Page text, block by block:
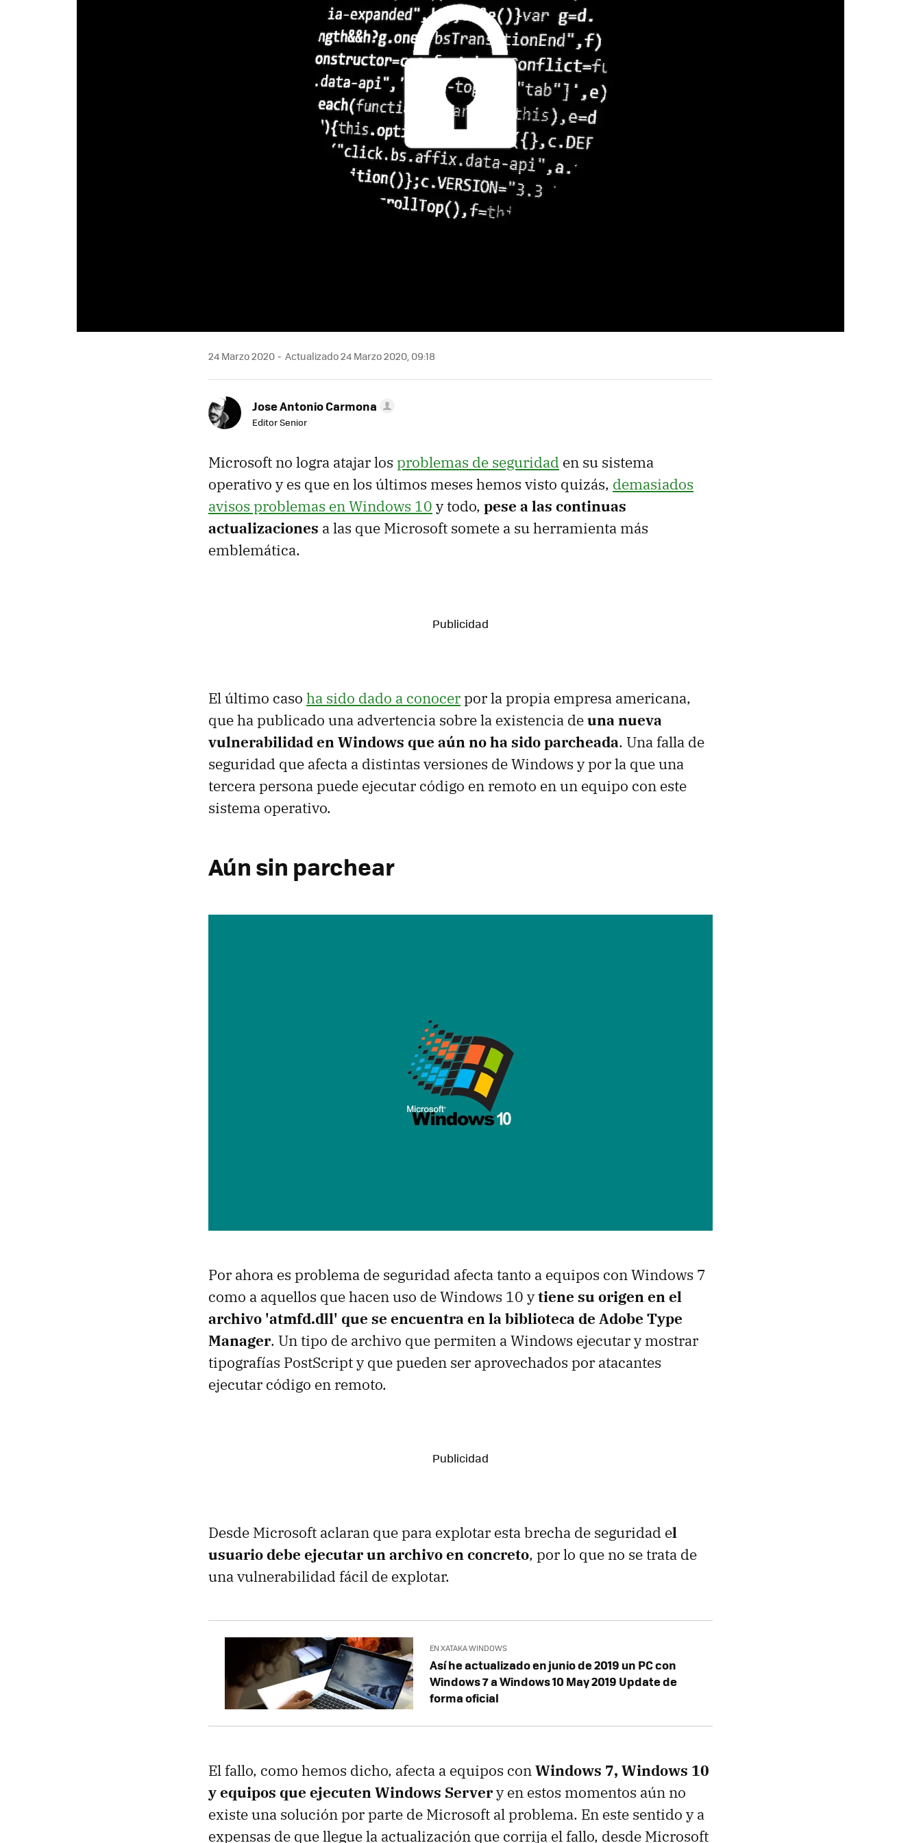
24 Marzo 2020 Actualizado 24 Marzo 2020, 09:18
Jose Antonio Carmona
Editor Senior
Microsoft no logra atajar los problemas de seguridad en su sistema
operativo y es que en los últimos meses hemos visto quizás, demasiados
avisos problemas en Windows 10 y todo, pese a las continuas
actualizaciones a las que Microsoft somete a su herramienta más
emblemática.
El último caso ha sido dado a conocerpor la propia empresa americana,
que ha publicado una advertencia sobre la existencia deuna nueva
vulnerabilidad en Windows que aún no ha sido parcheada. Una falla de
seguridad que afecta a distintas versiones de Windows y por la que una
tercera persona puede ejecutar código en remoto en un equipo con este
sistema operativo.
Aún sin parchear
Por ahora es problema de seguridad afecta tanto a equipos con Windows 7
como a aquellos que hacen uso de Windows 10 ytiene su origen en el
archivo 'atmfd.dll' que se encuentra en la biblioteca de Adobe Type
Manager. Un tipo de archivo que permiten a Windows ejecutar y mostrar
tipografías PostScript y que pueden ser aprovechados por atacantes
ejecutar código en remoto.
Desde Microsoft aclaran que para explotar esta brecha de seguridad el
usuario debe ejecutar un archivo en concreto, por lo que no se trata de
una vulnerabilidad fácil de explotar.
EN XATAKA WINDOWS
Así he actualizado en junio de 2019 un PC con
Windows 7 a Windows 10 May 2019 Update de
forma oficial
El fallo, como hemos dicho, afecta a equipos conWindows 7, Windows 10
y equipos que ejecuten Windows Servery en estos momentos aún no
existe una solución por parte de Microsoft al problema. En este sentido y a
expensas de que llegue la actualización que corrija el fallo, desde Microsoft